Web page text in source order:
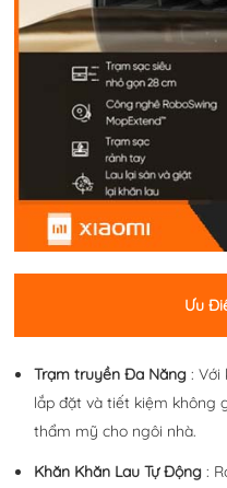
Ưu
Trạm truyền Đa Năng : Với
lắp đặt và tiết kiệm không
thẩm mỹ cho ngôi nhà.
Khăn Khăn Lau Tự Động :